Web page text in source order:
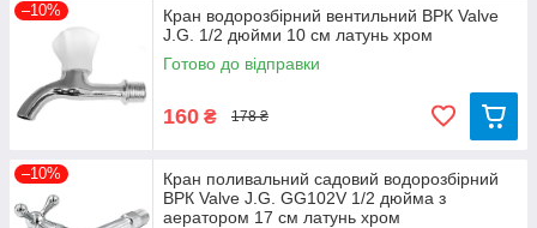
–10%
Кран водорозбірний вентильний ВРК Valve
J.G. 1/2 дюйми 10 см латунь хром
Готово до відправки
160 ₴ 178 ₴
–10%
Кран поливальний садовий водорозбірний
ВРК Valve J.G. GG102V 1/2 дюйма з
аератором 17 см латунь хром